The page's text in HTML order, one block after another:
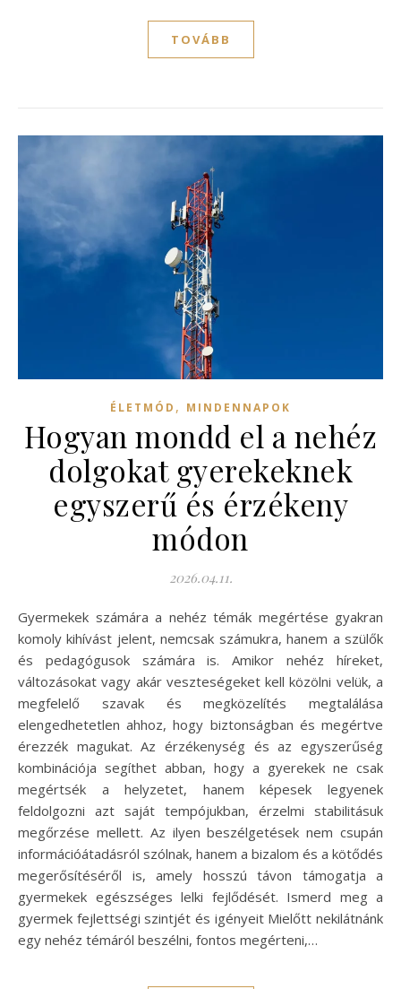
TOVÁBB
ÉLETMÓD , MINDENNAPOK
Hogyan mondd el a nehéz
dolgokat gyerekeknek
egyszerű és érzékeny
módon
2026.04.11.
Gyermekek számára a nehéz témák megértése gyakran
komoly kihívást jelent, nemcsak számukra, hanem a szülők
és pedagógusok számára is. Amikor nehéz híreket,
változásokat vagy akár veszteségeket kell közölni velük, a
megfelelő szavak és megközelítés megtalálása
elengedhetetlen ahhoz, hogy biztonságban és megértve
érezzék magukat. Az érzékenység és az egyszerűség
kombinációja segíthet abban, hogy a gyerekek ne csak
megértsék a helyzetet, hanem képesek legyenek
feldolgozni azt saját tempójukban, érzelmi stabilitásuk
megőrzése mellett. Az ilyen beszélgetések nem csupán
információátadásról szólnak, hanem a bizalom és a kötődés
megerősítéséről is, amely hosszú távon támogatja a
gyermekek egészséges lelki fejlődését. Ismerd meg a
gyermek fejlettségi szintjét és igényeit Mielőtt nekilátnánk
egy nehéz témáról beszélni, fontos megérteni,…